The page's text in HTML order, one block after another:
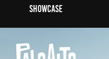
SHOWCASE